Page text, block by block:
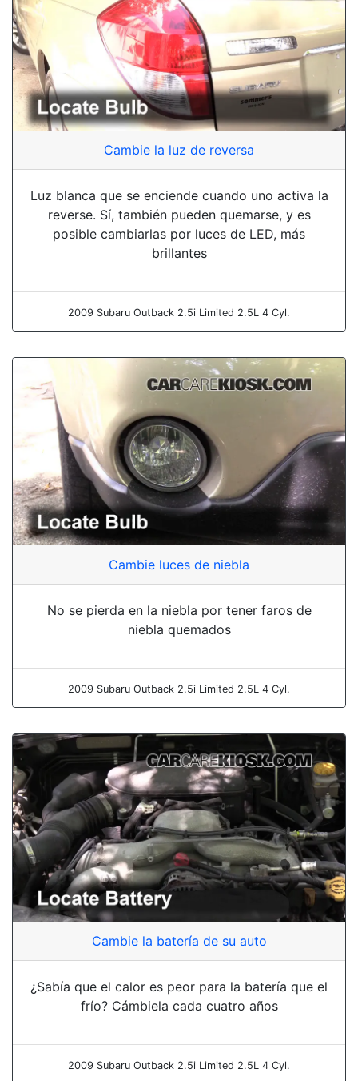
Cambie la luz de reversa
Luz blanca que se enciende cuando uno activa la
reverse. Sí, también pueden quemarse, y es
posible cambiarlas por luces de LED, más
brillantes
2009 Subaru Outback 2.5i Limited 2.5L 4 Cyl.
Cambie luces de niebla
No se pierda en la niebla por tener faros de
niebla quemados
2009 Subaru Outback 2.5i Limited 2.5L 4 Cyl.
Cambie la batería de su auto
¿Sabía que el calor es peor para la batería que el
frío? Cámbiela cada cuatro años
2009 Subaru Outback 2.5i Limited 2.5L 4 Cyl.